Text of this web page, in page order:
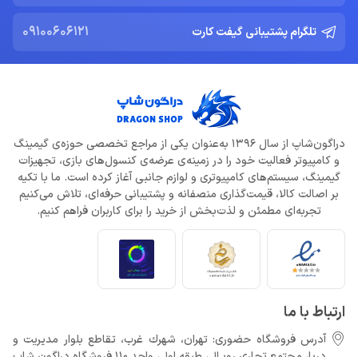
تلگرام پشتیبانی گیفت کارت 09100606121
دراگون‌شاپ از سال 1396 به‌عنوان یکی از مراجع تخصصی حوزه‌ی گیمینگ
و کامپیوتر فعالیت خود را در زمینه‌ی عرضه‌ی کنسول‌های بازی، تجهیزات
گیمینگ، سیستم‌های کامپیوتری و لوازم جانبی آغاز کرده است. ما با تکیه
بر اصالت کالا، قیمت‌گذاری منصفانه و پشتیبانی حرفه‌ای، تلاش می‌کنیم
تجربه‌ای مطمئن و لذت‌بخش از خرید را برای کاربران فراهم کنیم.
ارتباط با ما
آدرس فروشگاه حضوری: تهران، شهرك غرب، تقاطع بلوار مدیریت و